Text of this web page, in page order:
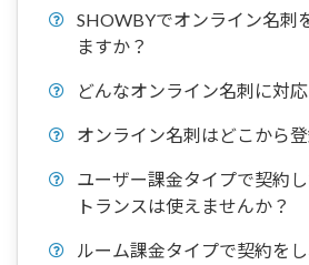
SHOWBYでオンライン名刺
ますか？
どんなオンライン名刺に対
オンライン名刺はどこから
ユーザー課金タイプで契約
トランスは使えませんか？
ルーム課金タイプで契約を